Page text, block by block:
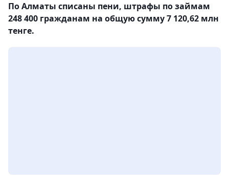
По Алматы списаны пени, штрафы по займам
248 400 гражданам на общую сумму 7 120,62 млн
тенге.